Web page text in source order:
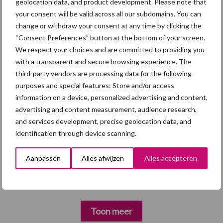
geolocation data, and product development. Please note that
your consent will be valid across all our subdomains. You can
change or withdraw your consent at any time by clicking the
“Consent Preferences” button at the bottom of your screen.
We respect your choices and are committed to providing you
with a transparent and secure browsing experience. The
third-party vendors are processing data for the following
purposes and special features: Store and/or access
information on a device, personalized advertising and content,
advertising and content measurement, audience research,
and services development, precise geolocation data, and
identification through device scanning.
Aanpassen Alles afwijzen Alles accepteren
Mycoplasma hyopneumoniae
4 aug
AVP in Finland onderstreept dat
alertheid belangrijk is, zeker nu
3 aug
Vlaamse mestbalans in evenwicht
dankzij groei van
verwerkingscapaciteit
Intacte beren houden kan in de bio-
varkenshouderij, maar dan moet
alles kloppen
Toon meer